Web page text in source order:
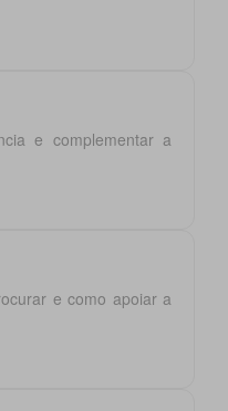
e complementar a
e como apoiar a